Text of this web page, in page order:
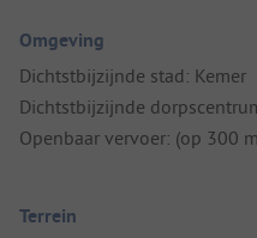
Omgeving
Dichtstbijzijnde stad: Kemer
Dichtstbijzijnde
Openbaar vervoer: (op 300
Terrein